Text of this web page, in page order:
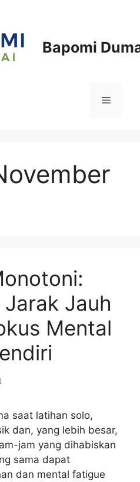
Bapomi
Menu
Jauh
Mental
saat latihan solo,
dan, yang lebih besar,
jam yang dihabiskan
sama dapat
dan mental fatigue